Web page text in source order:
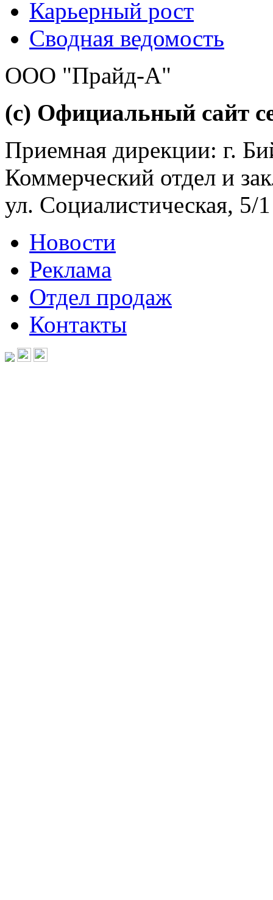
Карьерный рост
Сводная ведомость
ООО "Прайд-А"
(с) Официальный сайт
Приемная дирекции: г.
Коммерческий отдел и
ул. Социалистическая, 5/1
Новости
Реклама
Отдел продаж
Контакты